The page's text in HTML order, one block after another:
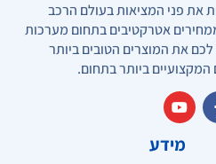
את פני המציאות בעולם הרכב
אטרקטיבים בתחום מערכות
לכם את המוצרים הטובים ביותר
המקצועיים ביותר בתחום.
מידע